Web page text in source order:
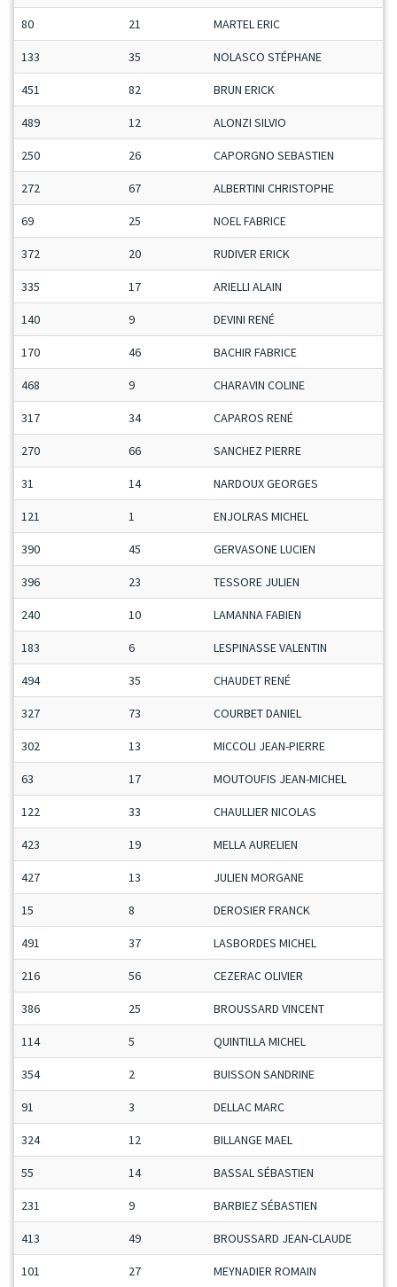
80 21 MARTEL ERIC
133 35 NOLASCO STÉPHANE
451 82 BRUN ERICK
489 12 ALONZI SILVIO
250 26 CAPORGNO SEBASTIEN
272 67 ALBERTINI CHRISTOPHE
69 25 NOEL FABRICE
372 20 RUDIVER ERICK
335 17 ARIELLI ALAIN
140 9 DEVINI RENÉ
170 46 BACHIR FABRICE
468 9 CHARAVIN COLINE
317 34 CAPAROS RENÉ
270 66 SANCHEZ PIERRE
31 14 NARDOUX GEORGES
121 1 ENJOLRAS MICHEL
390 45 GERVASONE LUCIEN
396 23 TESSORE JULIEN
240 10 LAMANNA FABIEN
183 6 LESPINASSE VALENTIN
494 35 CHAUDET RENÉ
327 73 COURBET DANIEL
302 13 MICCOLI JEAN-PIERRE
63 17 MOUTOUFIS JEAN-MICHEL
122 33 CHAULLIER NICOLAS
423 19 MELLA AURELIEN
427 13 JULIEN MORGANE
15 8 DEROSIER FRANCK
491 37 LASBORDES MICHEL
216 56 CEZERAC OLIVIER
386 25 BROUSSARD VINCENT
114 5 QUINTILLA MICHEL
354 2 BUISSON SANDRINE
91 3 DELLAC MARC
324 12 BILLANGE MAEL
55 14 BASSAL SÉBASTIEN
231 9 BARBIEZ SÉBASTIEN
413 49 BROUSSARD JEAN-CLAUDE
101 27 MEYNADIER ROMAIN